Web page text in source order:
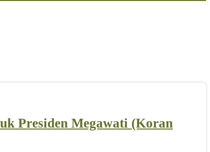
Presiden Megawati (Koran